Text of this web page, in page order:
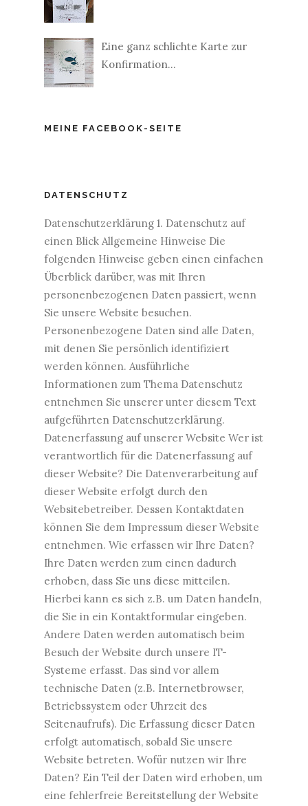
Eine ganz schlichte Karte zur
Konfirmation...
MEINE FACEBOOK-SEITE
DATENSCHUTZ
Datenschutzerklärung 1. Datenschutz auf
einen Blick Allgemeine Hinweise Die
folgenden Hinweise geben einen einfachen
Überblick darüber, was mit Ihren
personenbezogenen Daten passiert, wenn
Sie unsere Website besuchen.
Personenbezogene Daten sind alle Daten,
mit denen Sie persönlich identifiziert
werden können. Ausführliche
Informationen zum Thema Datenschutz
entnehmen Sie unserer unter diesem Text
aufgeführten Datenschutzerklärung.
Datenerfassung auf unserer Website Wer ist
verantwortlich für die Datenerfassung auf
dieser Website? Die Datenverarbeitung auf
dieser Website erfolgt durch den
Websitebetreiber. Dessen Kontaktdaten
können Sie dem Impressum dieser Website
entnehmen. Wie erfassen wir Ihre Daten?
Ihre Daten werden zum einen dadurch
erhoben, dass Sie uns diese mitteilen.
Hierbei kann es sich z.B. um Daten handeln,
die Sie in ein Kontaktformular eingeben.
Andere Daten werden automatisch beim
Besuch der Website durch unsere IT-
Systeme erfasst. Das sind vor allem
technische Daten (z.B. Internetbrowser,
Betriebssystem oder Uhrzeit des
Seitenaufrufs). Die Erfassung dieser Daten
erfolgt automatisch, sobald Sie unsere
Website betreten. Wofür nutzen wir Ihre
Daten? Ein Teil der Daten wird erhoben, um
eine fehlerfreie Bereitstellung der Website